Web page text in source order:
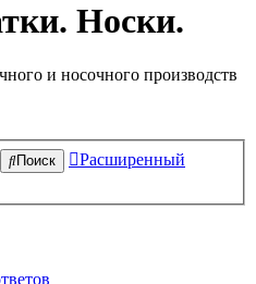
Носки.
и носочного производств
Поиск
Расширенный